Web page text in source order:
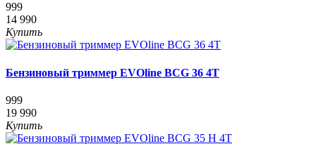
999
14 990
Купить
Бензиновый триммер EVOline BCG 36 4T
999
19 990
Купить